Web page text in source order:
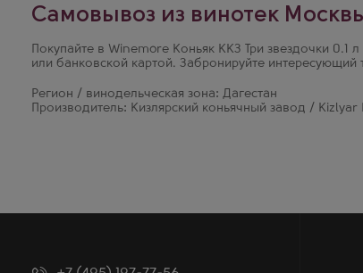
Самовывоз из винотек
Покупайте в Winemore Коньяк ККЗ Три звездочки 0.1
или банковской картой. Забронируйте интересующий
Регион / винодельческая зона: Дагестан
Производитель: Кизлярский коньячный завод /